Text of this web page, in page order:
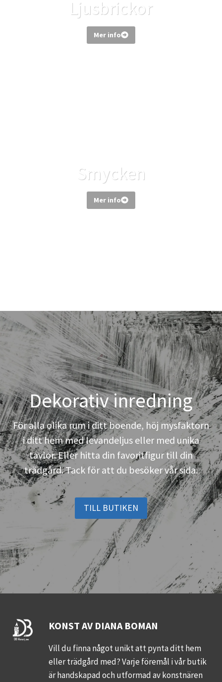
Ljusbrickor
Mer info
Smycken
Mer info
Dekorativ inredning
För alla olika rum i ditt boende, höj mysfaktorn
i ditt hem med levandeljus eller med unika
tavlor. Eller hitta din favoritfigur till din
trädgård. Tack för att du besöker vår sida.
TILL BUTIKEN
KONST AV DIANA BOMAN
Vill du finna något unikt att pynta ditt hem
eller trädgård med? Varje föremål i vår butik
är handskapad och utformad av konstnären